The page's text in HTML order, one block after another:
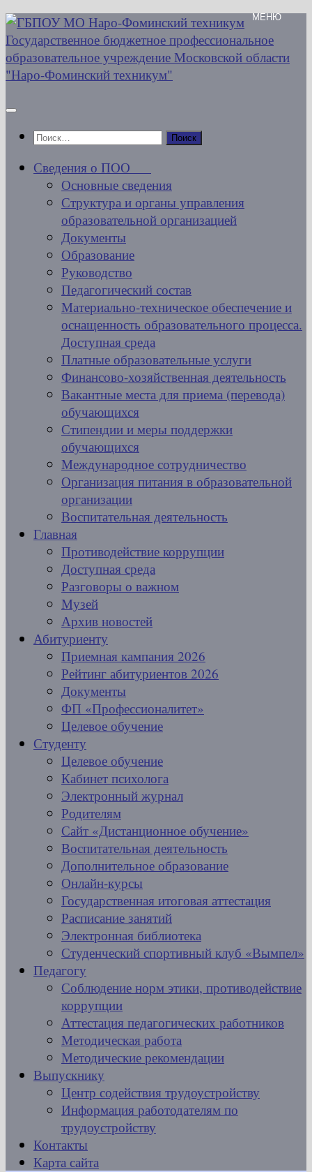
Перейти
к
содержимому
Найти:
Сведения о ПОО
Основные сведения
Структура и органы управления
образовательной организацией
Документы
Образование
Руководство
Педагогический состав
Материально-техническое обеспечение и
оснащенность образовательного процесса.
Доступная среда
Платные образовательные услуги
Финансово-хозяйственная деятельность
Вакантные места для приема (перевода)
обучающихся
Стипендии и меры поддержки
обучающихся
Международное сотрудничество
Организация питания в образовательной
организации
Воспитательная деятельность
Главная
Противодействие коррупции
Доступная среда
Разговоры о важном
Музей
Архив новостей
Абитуриенту
Приемная кампания 2026
Рейтинг абитуриентов 2026
Документы
ФП «Профессионалитет»
Целевое обучение
Студенту
Целевое обучение
Кабинет психолога
Электронный журнал
Родителям
Сайт «Дистанционное обучение»
Воспитательная деятельность
Дополнительное образование
Онлайн-курсы
Государственная итоговая аттестация
Расписание занятий
Электронная библиотека
Студенческий спортивный клуб «Вымпел»
Педагогу
Соблюдение норм этики, противодействие
коррупции
Аттестация педагогических работников
Методическая работа
Методические рекомендации
Выпускнику
Центр содействия трудоустройству
Информация работодателям по
трудоустройству
Контакты
Карта сайта